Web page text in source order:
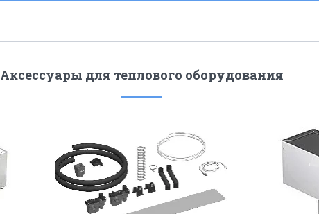
Аксессуары для теплового оборудования